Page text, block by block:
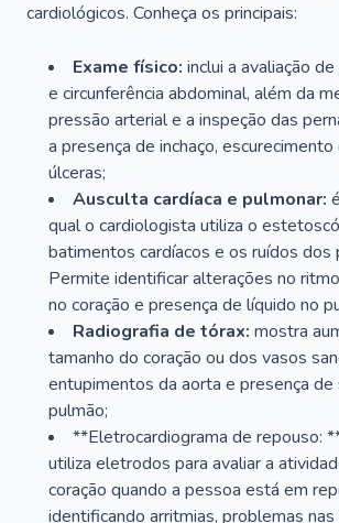
cardiológicos. Conheça os principais:
Exame físico: inclui a avaliação
e circunferência abdominal, além da
pressão arterial e a inspeção das
a presença de inchaço,
úlceras;
Ausculta cardíaca e pulmonar:
qual o cardiologista utiliza o
batimentos cardíacos e os ruídos dos
Permite identificar alterações no
no coração e presença de líquido no
Radiografia de tórax: mostra
tamanho do coração ou dos vasos
entupimentos da aorta e presença de
pulmão;
**Eletrocardiograma de repouso:
utiliza eletrodos para avaliar a
coração quando a pessoa está em
identificando arritmias, problemas